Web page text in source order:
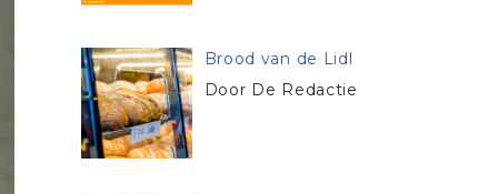
Brood van de Lidl
Door De Redactie